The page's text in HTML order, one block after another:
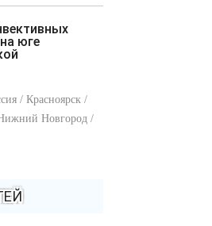
юге
/ Красноярск /
Новгород /